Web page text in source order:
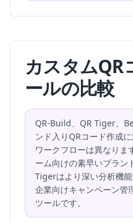
カスタムQR
ールの比較
QR-Build、QR Tiger、
ンド入りQRコード作成
ワークフローは異なり
ーム向けの素早いブラン
Tigerはより深い分析機
企業向けキャンペーン管
ツールです。